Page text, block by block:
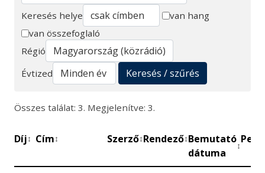
Keresés
Keresés helye
van hang
van összefoglaló
Régió
Évtized
Keresés / szűrés
Összes találat: 3. Megjelenítve: 3.
Díj↕ Cím↕ Szerző↕Rendező↕Bemutató
dátuma
↕
Perc